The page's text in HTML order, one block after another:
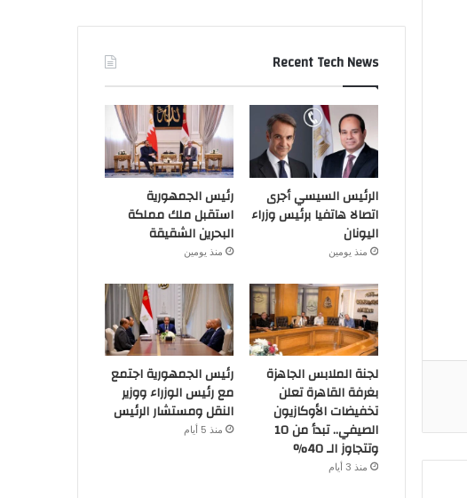
Recent Tech News
الرئيس السيسي أجرى
اتصالا هاتفيا برئيس وزراء
اليونان
منذ يومين
رئيس الجمهورية
استقبل ملك مملكة
البحرين الشقيقة
منذ يومين
لجنة الملابس الجاهزة
بغرفة القاهرة تعلن
تخفيضات الأوكازيون
الصيفي.. تبدأ من 10
وتتجاوز الـ 40%
منذ 3 أيام
رئيس الجمهورية اجتمع
مع رئيس الوزراء ووزير
النقل ومستشار الرئيس
منذ 5 أيام